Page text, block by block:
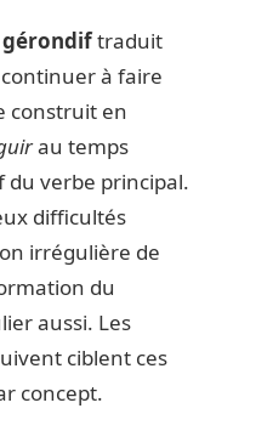
gérondiftraduit
continuer à faire
construit en
au temps
verbe principal.
difficultés
irrégulière de
du
aussi. Les
ciblent ces
concept.